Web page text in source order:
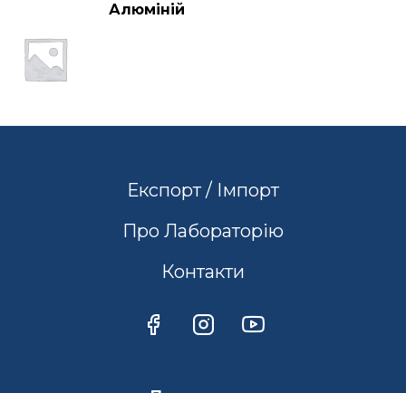
Алюміній
Експорт / Імпорт
Про Лабораторію
Контакти